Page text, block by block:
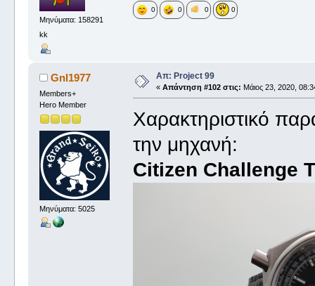
Μηνύματα: 158291
kk
0 0 0 0
Gnl1977
Members+
Hero Member
Μηνύματα: 5025
Απ: Project 99
« Απάντηση #102 στις: Μάιος 23, 2020,
Χαρακτηριστικό
την μηχανή:
Citizen Challenge